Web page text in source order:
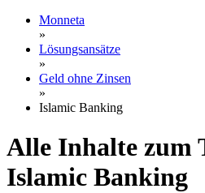
Monneta
»
Lösungsansätze
»
Geld ohne Zinsen
»
Islamic Banking
Alle Inhalte zum
Islamic Banking